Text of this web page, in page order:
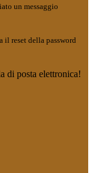
un messaggio
il reset della password
di posta elettronica!